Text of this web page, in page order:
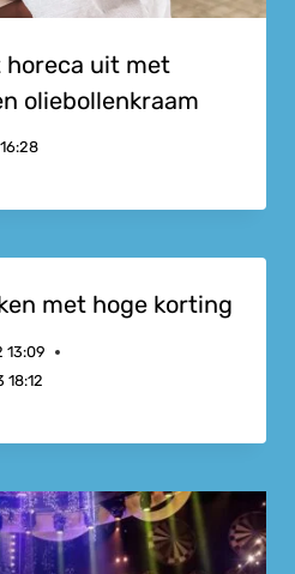
horeca uit met
oliebollenkraam
met hoge korting